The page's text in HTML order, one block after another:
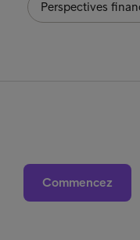
Perspectives
Commencez